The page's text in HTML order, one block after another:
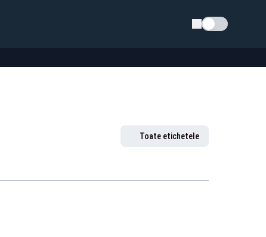
Schimba tema
Toate etichetele